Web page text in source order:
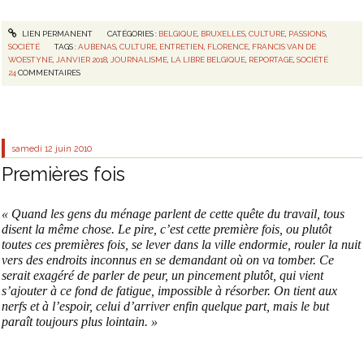
LIEN PERMANENT CATÉGORIES : BELGIQUE, BRUXELLES, CULTURE, PASSIONS,
SOCIÉTÉ
TAGS :AUBENAS,CULTURE, ENTRETIEN, FLORENCE, FRANCIS VAN DE
WOESTYNE,JANVIER 2018,JOURNALISME, LA LIBRE BELGIQUE, REPORTAGE,SOCIÉTÉ
24COMMENTAIRES
samedi 12 juin 2010
Premières fois
« Quand les gens du ménage parlent de cette quête du travail, tous
disent la même chose. Le pire, c’est cette première fois, ou plutôt
toutes ces premières fois, se lever dans la ville endormie, rouler la nuit
vers des endroits inconnus en se demandant où on va tomber. Ce
serait exagéré de parler de peur, un pincement plutôt, qui vient
s’ajouter à ce fond de fatigue, impossible à résorber. On tient aux
nerfs et à l’espoir, celui d’arriver enfin quelque part, mais le but
paraît toujours plus lointain. »